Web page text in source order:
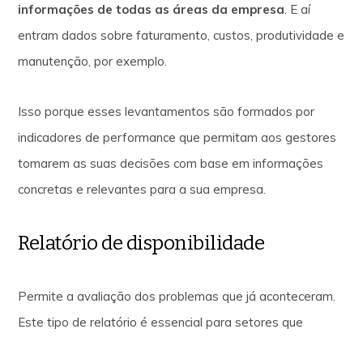
informações de todas as áreas da empresa. E aí
entram dados sobre faturamento, custos, produtividade e
manutenção, por exemplo.
Isso porque esses levantamentos são formados por
indicadores de performance que permitam aos gestores
tomarem as suas decisões com base em informações
concretas e relevantes para a sua empresa.
Relatório de disponibilidade
Permite a avaliação dos problemas que já aconteceram.
Este tipo de relatório é essencial para setores que